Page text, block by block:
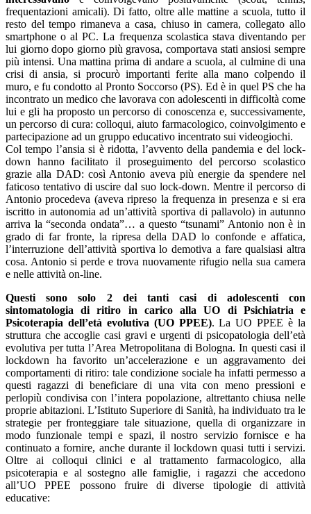
frequentazioni amicali). Di fatto, oltre alle mattine a scuola, tutto il
resto del tempo rimaneva a casa, chiuso in camera, collegato allo
smartphone o al PC. La frequenza scolastica stava diventando per
lui giorno dopo giorno più gravosa, comportava stati ansiosi sempre
più intensi. Una mattina prima di andare a scuola, al culmine di una
crisi di ansia, si procurò importanti ferite alla mano colpendo il
muro, e fu condotto al Pronto Soccorso (PS). Ed è in quel PS che ha
incontrato un medico che lavorava con adolescenti in difficoltà come
lui e gli ha proposto un percorso di conoscenza e, successivamente,
un percorso di cura: colloqui, aiuto farmacologico, coinvolgimento e
partecipazione ad un gruppo educativo incentrato sui videogiochi.
Col tempo l’ansia si è ridotta, l’avvento della pandemia e del lock-
down hanno facilitato il proseguimento del percorso scolastico
grazie alla DAD: così Antonio aveva più energie da spendere nel
faticoso tentativo di uscire dal suo lock-down. Mentre il percorso di
Antonio procedeva (aveva ripreso la frequenza in presenza e si era
iscritto in autonomia ad un’attività sportiva di pallavolo) in autunno
arriva la “seconda ondata”… a questo “tsunami” Antonio non è in
grado di far fronte, la ripresa della DAD lo confonde e affatica,
l’interruzione dell’attività sportiva lo demotiva a fare qualsiasi altra
cosa. Antonio si perde e trova nuovamente rifugio nella sua camera
e nelle attività on-line.
Questi sono solo 2 dei tanti casi di adolescenti con
sintomatologia di ritiro in carico alla UO di Psichiatria e
Psicoterapia dell’età evolutiva (UO PPEE). La UO PPEE è la
struttura che accoglie casi gravi e urgenti di psicopatologia dell’età
evolutiva per tutta l’Area Metropolitana di Bologna. In questi casi il
lockdown ha favorito un’accelerazione e un aggravamento dei
comportamenti di ritiro: tale condizione sociale ha infatti permesso a
questi ragazzi di beneficiare di una vita con meno pressioni e
perlopiù condivisa con l’intera popolazione, altrettanto chiusa nelle
proprie abitazioni. L’Istituto Superiore di Sanità, ha individuato tra le
strategie per fronteggiare tale situazione, quella di organizzare in
modo funzionale tempi e spazi, il nostro servizio fornisce e ha
continuato a fornire, anche durante il lockdown quasi tutti i servizi.
Oltre ai colloqui clinici e al trattamento farmacologico, alla
psicoterapia e al sostegno alle famiglie, i ragazzi che accedono
all’UO PPEE possono fruire di diverse tipologie di attività
educative: